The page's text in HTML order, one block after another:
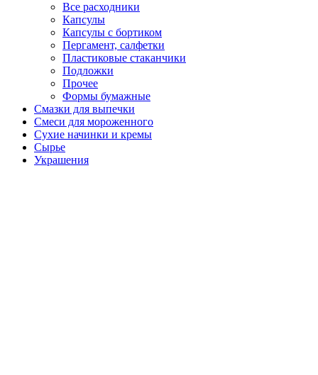
Все расходники
Капсулы
Капсулы с бортиком
Пергамент, салфетки
Пластиковые стаканчики
Подложки
Прочее
Формы бумажные
Смазки для выпечки
Смеси для мороженного
Сухие начинки и кремы
Сырье
Украшения